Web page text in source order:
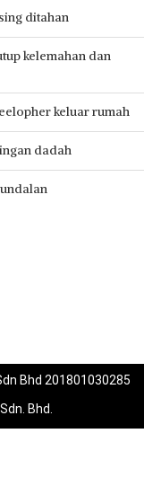
ditahan
kelemahan dan
keluar rumah
dadah
Bhd 201801030285
Bhd.